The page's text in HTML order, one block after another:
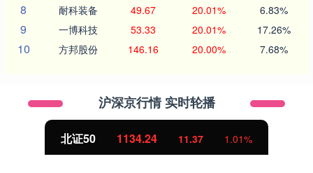
8 耐科装备 49.67 20.01% 6.83%
9 一博科技 53.33 20.01% 17.26%
10 方邦股份 146.16 20.00% 7.68%
沪深京行情 实时轮播
北证50 1134.24 11.37 1.01%